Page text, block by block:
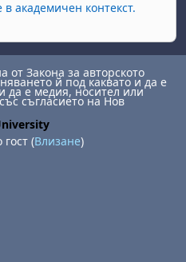
академичен контекст.
Закона за авторското
й под каквато и да е
да е медия, носител или
съгласието на Нов
(Влизане)